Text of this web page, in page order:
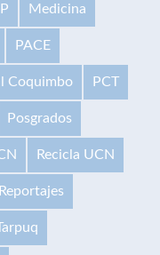
Medicina
PACE
Coquimbo PCT
Posgrados
Recicla UCN
Reportajes